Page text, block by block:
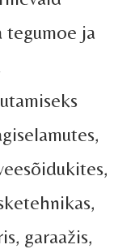
tegumoe ja
garaažis,